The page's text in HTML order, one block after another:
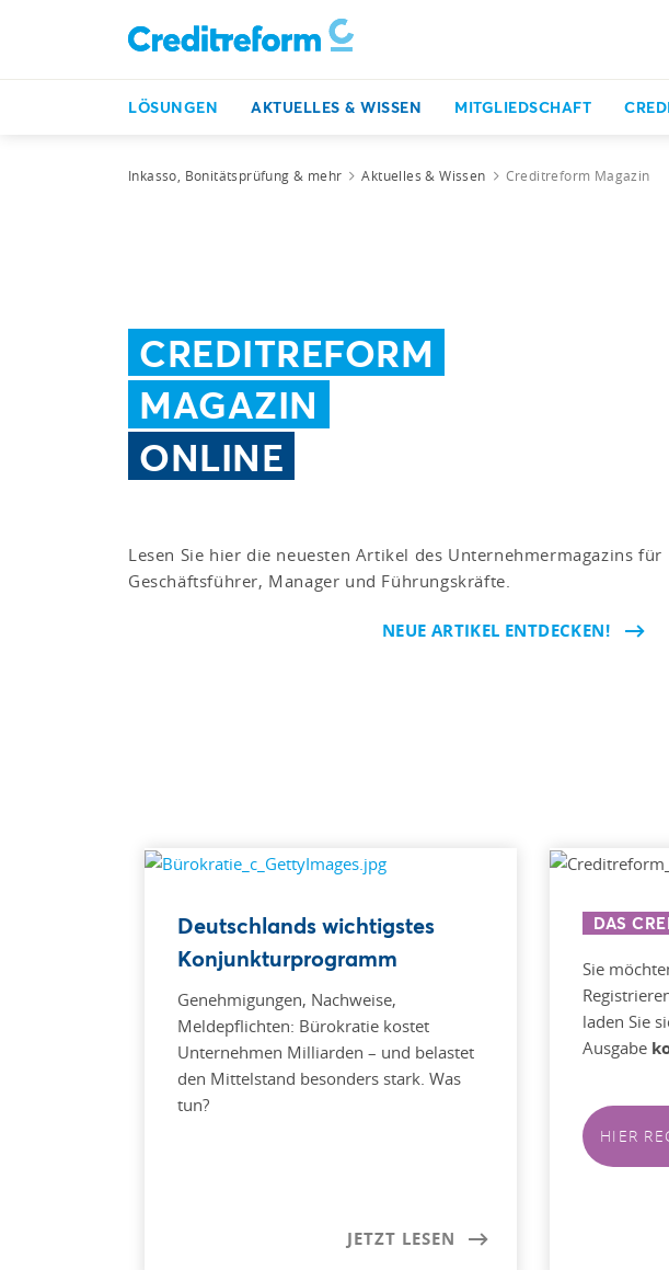
LÖSUNGEN AKTUELLES & WISSEN MITGLIEDSCHAFT
Inkasso, Bonitätsprüfung & mehr Aktuelles & Wissen Creditreform Magazin
CREDITREFORM
MAGAZIN
ONLINE
Lesen Sie hier die neuesten Artikel des Unternehmermagazins für
Geschäftsführer, Manager und Führungskräfte.
NEUE ARTIKEL ENTDECKEN!
Deutschlands wichtigstes
Konjunkturprogramm
Genehmigungen, Nachweise,
Meldepflichten: Bürokratie kostet
Unternehmen Milliarden – und belastet
den Mittelstand besonders stark. Was
tun?
JETZT LESEN
DAS
Sie
laden Sie
Ausgabe
HIER